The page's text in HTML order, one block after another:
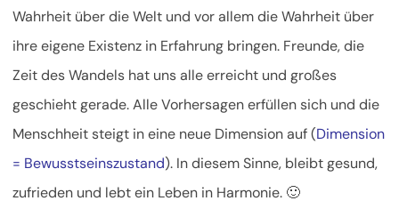
Wahrheit über die Welt und vor allem die Wahrheit über
ihre eigene Existenz in Erfahrung bringen. Freunde, die
Zeit des Wandels hat uns alle erreicht und großes
geschieht gerade. Alle Vorhersagen erfüllen sich und die
Menschheit steigt in eine neue Dimension auf (Dimension
= Bewusstseinszustand). In diesem Sinne, bleibt gesund,
zufrieden und lebt ein Leben in Harmonie. 🙂